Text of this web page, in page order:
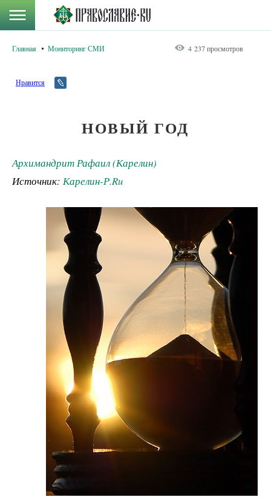
Главная Мониторинг СМИ 4 237 просмотров
Нравится
НОВЫЙ ГОД
Архимандрит Рафаил (Карелин)
Источник: Карелин-Р.Ru